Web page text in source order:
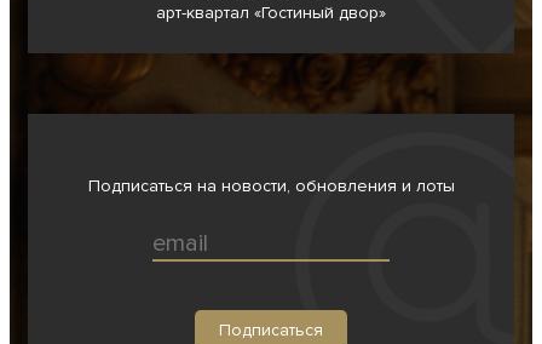
арт-квартал «Гостиный двор»
Подписаться на новости, обновления и лоты